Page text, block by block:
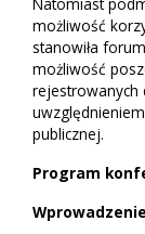
możliwość
stanowiła
możliwość
rejestrowanych
publicznej.
Program